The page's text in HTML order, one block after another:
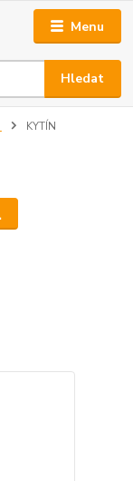
Menu
Hledat
KYTÍN